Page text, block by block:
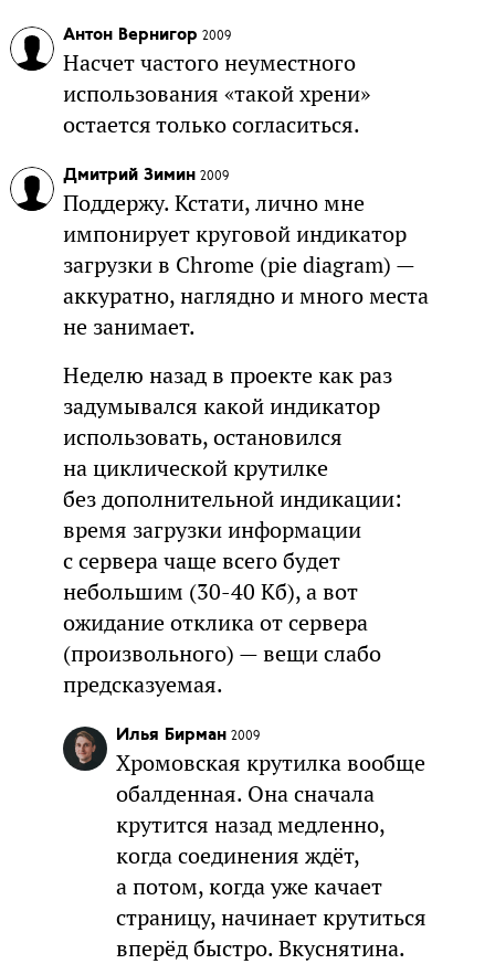
Антон Вернигор 2009
Насчет частого неуместного
использования «такой хрени»
остается только согласиться.
Дмитрий Зимин 2009
Поддержу. Кстати, лично мне
импонирует круговой индикатор
загрузки в Chrome (pie diagram) —
аккуратно, наглядно и много места
не занимает.
Неделю назад в проекте как раз
задумывался какой индикатор
использовать, остановился
на циклической крутилке
без дополнительной индикации:
время загрузки информации
с сервера чаще всего будет
небольшим (30-40 Кб), а вот
ожидание отклика от сервера
(произвольного) — вещи слабо
предсказуемая.
Илья Бирман 2009
Хромовская крутилка вообще
обалденная. Она сначала
крутится назад медленно,
когда соединения ждёт,
а потом, когда уже качает
страницу, начинает крутиться
вперёд быстро. Вкуснятина.